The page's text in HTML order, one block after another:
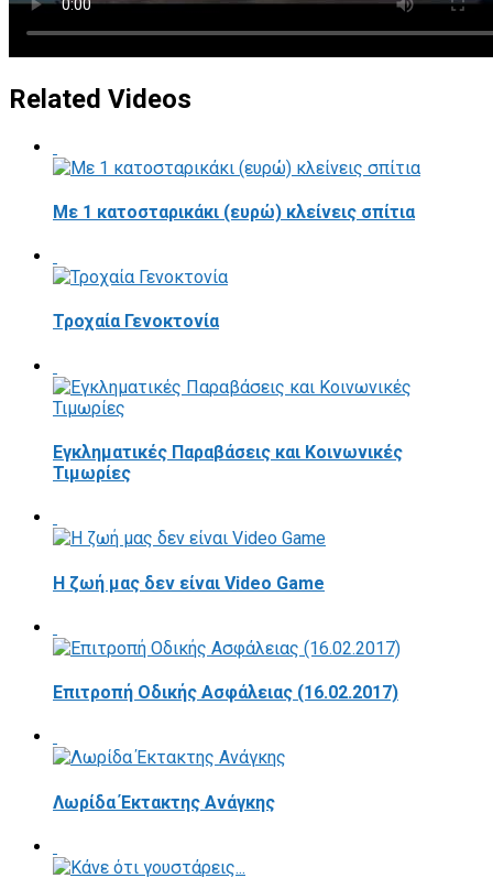
Related Videos
Με 1 κατοσταρικάκι (ευρώ) κλείνεις σπίτια
Τροχαία Γενοκτονία
Εγκληματικές Παραβάσεις και Κοινωνικές
Τιμωρίες
Η ζωή μας δεν είναι Video Game
Επιτροπή Οδικής Ασφάλειας (16.02.2017)
Λωρίδα Έκτακτης Ανάγκης